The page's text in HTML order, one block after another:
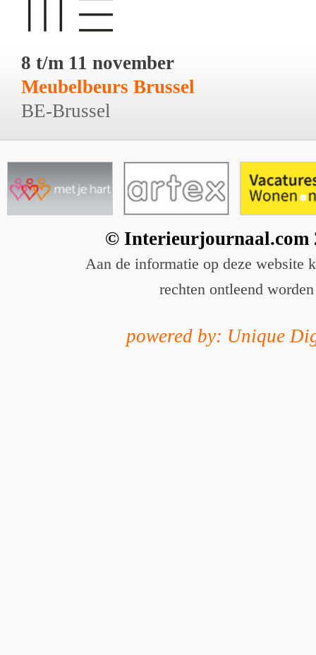
8 t/m 11 november
Meubelbeurs Brussel
BE-Brussel
© Interieurjournaal.com
Aan de informatie op deze website
rechten ontleend worden
powered by: Unique